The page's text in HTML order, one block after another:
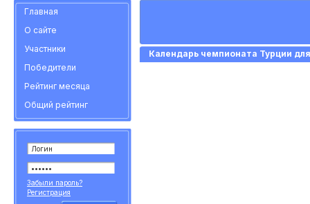
Главная
О сайте
Участники
Победители
Рейтинг месяца
Общий рейтинг
Забыли пароль?
Регистрация
Календарь чемпионата Турции